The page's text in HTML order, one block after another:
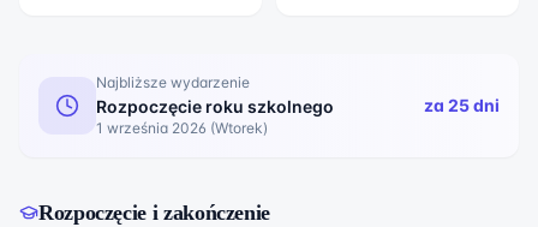
Najbliższe wydarzenie
Rozpoczęcie roku szkolnego
1 września 2026 (Wtorek)
za 25dni
Rozpoczęcie i zakończenie